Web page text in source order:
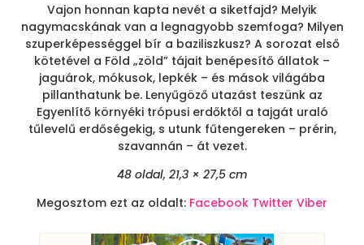
Vajon honnan kapta nevét a siketfajd? Melyik
nagymacskának van a legnagyobb szemfoga? Milyen
szuperképességgel bír a baziliszkusz? A sorozat első
kötetével a Föld „zöld” tájait benépesítő állatok –
jaguárok, mókusok, lepkék – és mások világába
pillanthatunk be. Lenyűgöző utazást teszünk az
Egyenlítő környéki trópusi erdőktől a tajgát uraló
tűlevelű erdőségekig, s utunk fűtengereken – prérin,
szavannán – át vezet.
48 oldal, 21,3 × 27,5 cm
Megosztom ezt az oldalt: Facebook Twitter Viber